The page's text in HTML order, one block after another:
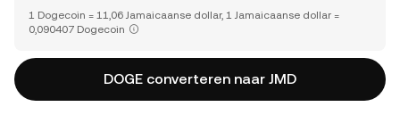
1 Dogecoin = 11,06 Jamaicaanse dollar, 1 Jamaicaanse dollar =
0,090407 Dogecoin
DOGE converteren naar JMD